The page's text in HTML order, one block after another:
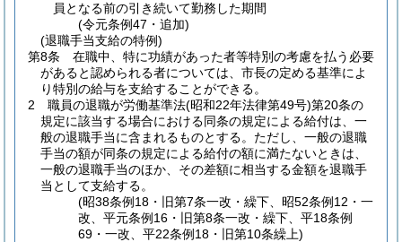
員となる前の引き続いて勤務した期間
(令元条例47・追加)
(退職手当支給の特例)
第8条
在職中、特に功績があった者等特別の考慮を払う必要
があると認められる者については、市長の定める基準によ
り特別の給与を支給することができる。
2
職員の退職が労働基準法(昭和22年法律第49号)第20条の
規定に該当する場合における同条の規定による給付は、一
般の退職手当に含まれるものとする。 ただし、一般の退職
手当の額が同条の規定による給付の額に満たないときは、
一般の退職手当のほか、その差額に相当する金額を退職手
当として支給する。
(昭38条例18・旧第7条一改・繰下、昭52条例12・一
改、平元条例16・旧第8条一改・繰下、平18条例
69・一改、平22条例18・旧第10条繰上)